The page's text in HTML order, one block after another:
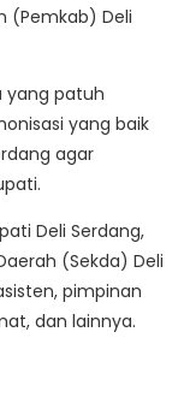
(Pemkab) Deli
yang patuh
yang baik
agar
Deli Serdang,
(Sekda) Deli
pimpinan
dan lainnya.